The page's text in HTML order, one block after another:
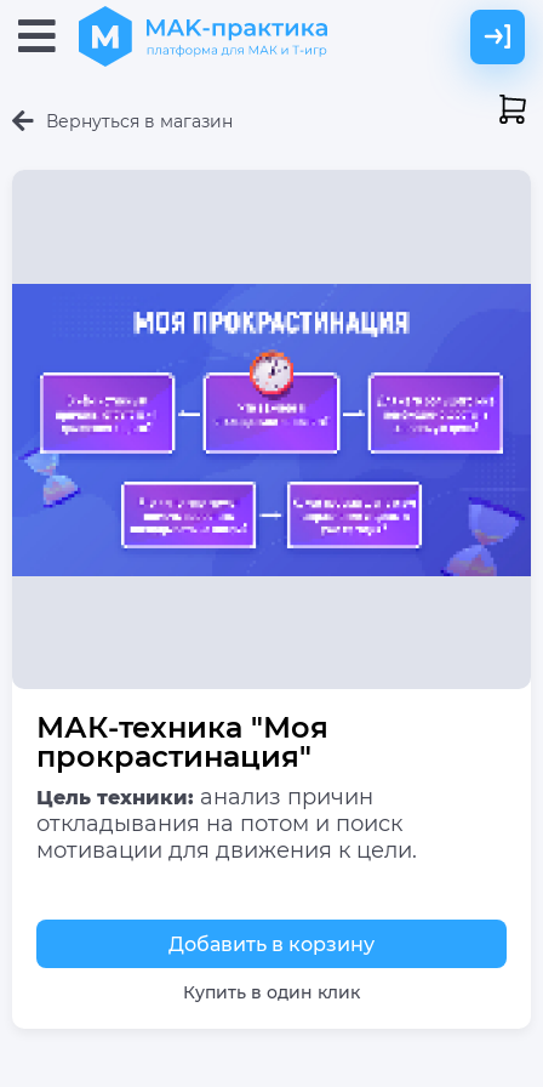
Вернуться в магазин
МАК-техника "Моя
прокрастинация"
Цель техники: анализ причин
откладывания на потом и поиск
мотивации для движения к цели.
Добавить в корзину
Купить в один клик